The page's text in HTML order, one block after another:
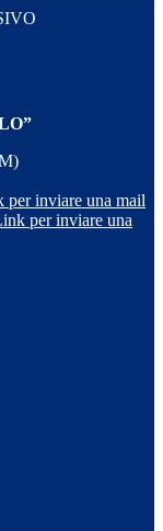
per inviare una mail
per inviare una